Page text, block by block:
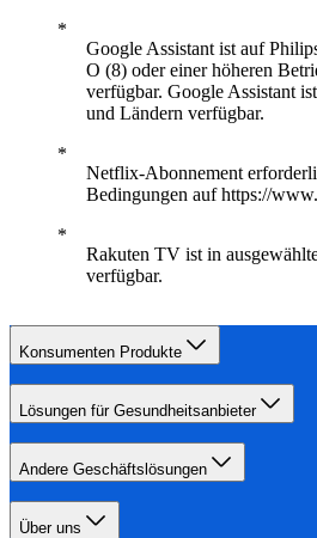
Google Assistant ist auf
O (8) oder einer höheren
verfügbar. Google Assistant
und Ländern verfügbar.
Netflix-Abonnement
Bedingungen auf https://
Rakuten TV ist in
verfügbar.
Konsumenten Produkte
Lösungen für Gesundheitsanbieter
Andere Geschäftslösungen
Über uns